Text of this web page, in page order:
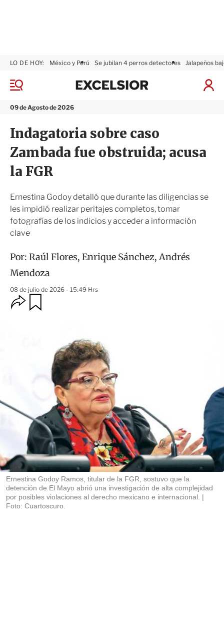
M
n
09 de Agosto de 2026
LO DE HOY: México y Perú Se jubilan 4 perros detectores Jalapeños
I
x
i
o
r
Indagatoria sobre caso
Zambada fue obstruida; acusa
la FGR
Ernestina Godoy detalló que durante las diligencias se
les impidió realizar peritajes completos, tomar
fotografías de los indicios y acceder a información
clave
Por: Raúl Flores, Enrique Sánchez,Andrés
Mendoza
08 de julio de 2026 - 15:49 Hrs
O
p
m
p
a
r
t
i
r
Ernestina Godoy Ramos, titular de la FGR, sostuvo que la
detención de El Mayo abrió una investigación de alta complejidad
por posibles violaciones al derecho mexicano e internacional.
Foto: Cuartoscuro.